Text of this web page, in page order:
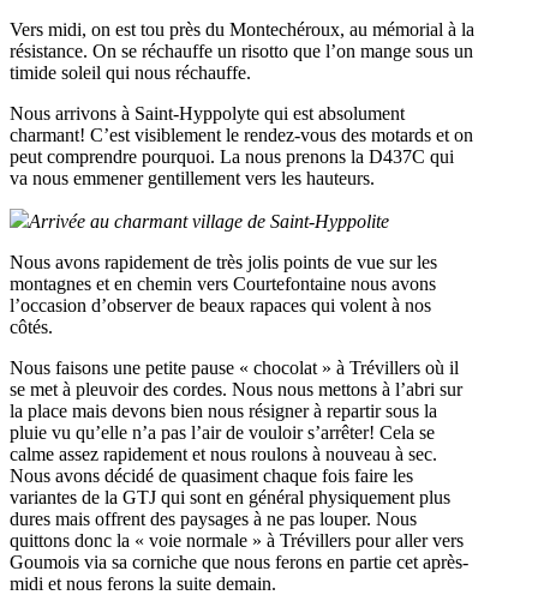
Vers midi, on est tou près du Montechéroux, au mémorial à la
résistance. On se réchauffe un risotto que l’on mange sous un
timide soleil qui nous réchauffe.
Nous arrivons à Saint-Hyppolyte qui est absolument
charmant! C’est visiblement le rendez-vous des motards et on
peut comprendre pourquoi. La nous prenons la D437C qui
va nous emmener gentillement vers les hauteurs.
Arrivée au charmant village de Saint-Hyppolite
Nous avons rapidement de très jolis points de vue sur les
montagnes et en chemin vers Courtefontaine nous avons
l’occasion d’observer de beaux rapaces qui volent à nos
côtés.
Nous faisons une petite pause « chocolat » à Trévillers où il
se met à pleuvoir des cordes. Nous nous mettons à l’abri sur
la place mais devons bien nous résigner à repartir sous la
pluie vu qu’elle n’a pas l’air de vouloir s’arrêter! Cela se
calme assez rapidement et nous roulons à nouveau à sec.
Nous avons décidé de quasiment chaque fois faire les
variantes de la GTJ qui sont en général physiquement plus
dures mais offrent des paysages à ne pas louper. Nous
quittons donc la « voie normale » à Trévillers pour aller vers
Goumois via sa corniche que nous ferons en partie cet après-
midi et nous ferons la suite demain.